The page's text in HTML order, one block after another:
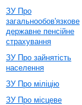
ЗУ Про
загальнообов'язкове
державне пенсійне
страхування
ЗУ Про зайнятість
населення
ЗУ Про міліцію
ЗУ Про місцеве